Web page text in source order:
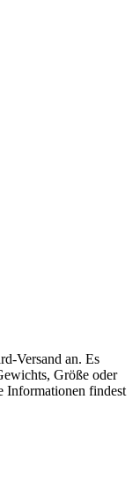
Versand an. Es
Größe oder
Informationen findest